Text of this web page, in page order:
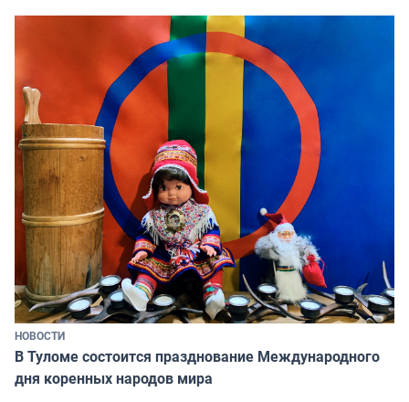
НОВОСТИ
В Туломе состоится празднование Международного
дня коренных народов мира